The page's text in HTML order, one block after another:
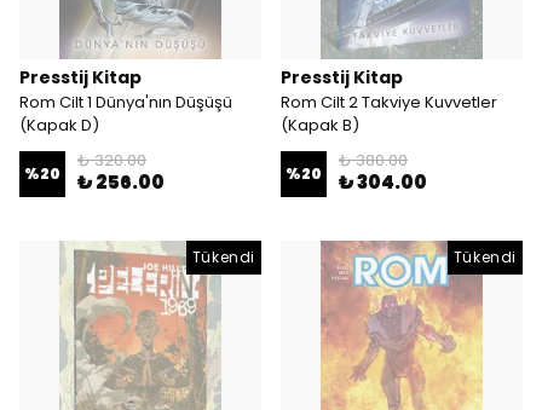
Presstij Kitap
Rom Cilt 1 Dünya'nın Düşüşü
(Kapak D)
%20
₺ 320.00
₺ 256.00
Presstij Kitap
Rom Cilt 2 Takviye Kuvvetler
(Kapak B)
%20
₺ 380.00
₺ 304.00
Tükendi Tükendi